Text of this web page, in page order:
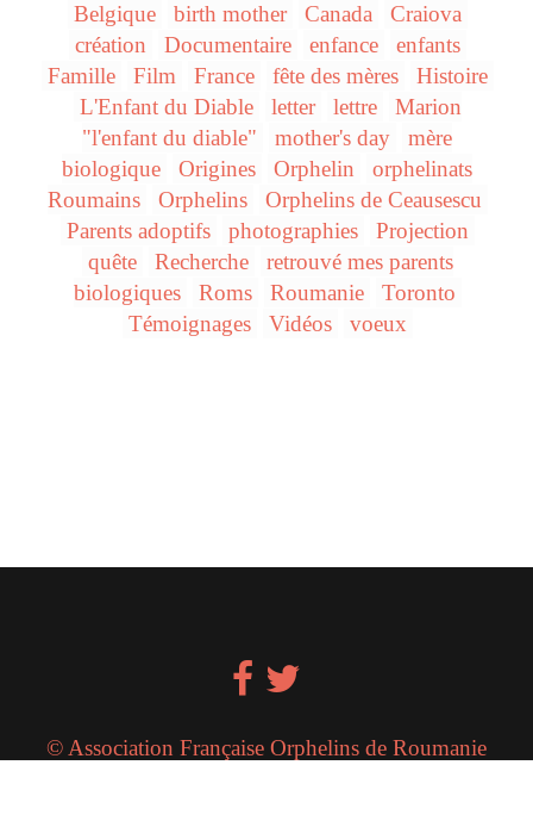
Belgique
birth mother Canada
Craiova
création
Documentaire enfance
enfants
Famille
Film France fête des mères
Histoire
L'Enfant du Diable
letter lettre
Marion
"l'enfant du diable"
mother's day
mère
biologique
Origines Orphelin
orphelinats
Roumains
Orphelins
Orphelins de Ceausescu
Parents adoptifs
photographies
Projection
quête
Recherche
retrouvé mes parents
biologiques
Roms Roumanie
Toronto
Témoignages
Vidéos voeux
© Association Française Orphelins de Roumanie